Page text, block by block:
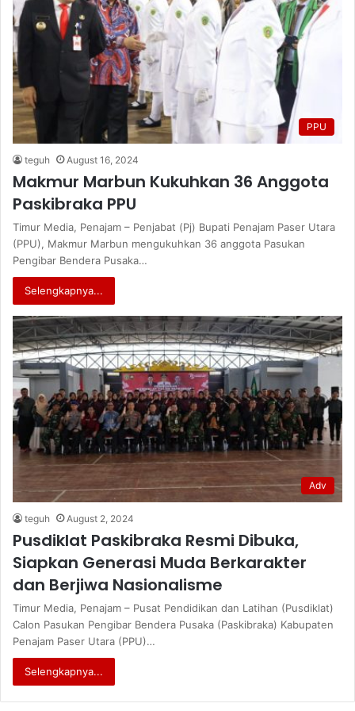
PPU
teguh August 16, 2024
Makmur Marbun Kukuhkan 36 Anggota
Paskibraka PPU
Timur Media, Penajam – Penjabat (Pj) Bupati Penajam Paser Utara
(PPU), Makmur Marbun mengukuhkan 36 anggota Pasukan
Pengibar Bendera Pusaka…
Selengkapnya...
Adv
teguh August 2, 2024
Pusdiklat Paskibraka Resmi Dibuka,
Siapkan Generasi Muda Berkarakter
dan Berjiwa Nasionalisme
Timur Media, Penajam – Pusat Pendidikan dan Latihan (Pusdiklat)
Calon Pasukan Pengibar Bendera Pusaka (Paskibraka) Kabupaten
Penajam Paser Utara (PPU)…
Selengkapnya...